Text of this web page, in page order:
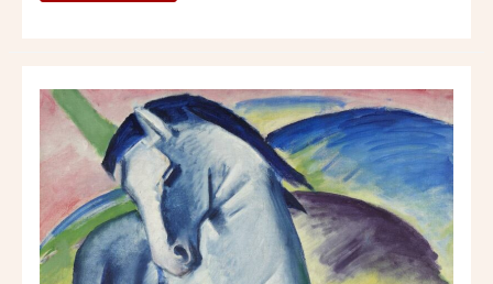
DIE
BLAUEN
PFERDE
DES
FRANZ
MARC